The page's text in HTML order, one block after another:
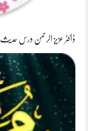
ڈاکٹر عزیز الرحمن درس حدیث 2023-03-29